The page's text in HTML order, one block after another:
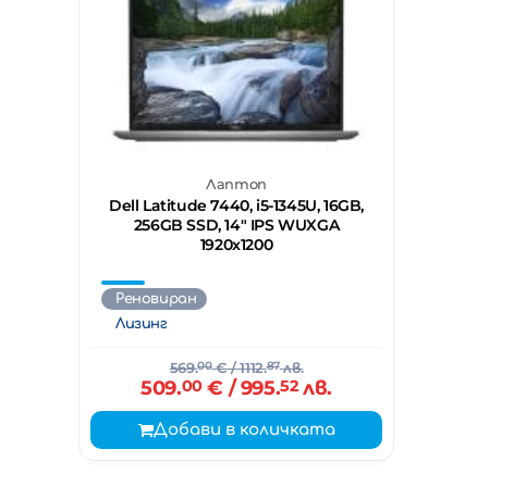
Лаптоп
Dell Latitude 7440, i5-1345U, 16GB,
256GB SSD, 14" IPS WUXGA
1920x1200
Реновиран
Лизинг
569.00€/ 1112.87лв.
509.00€ / 995.52лв.
Добави в количката